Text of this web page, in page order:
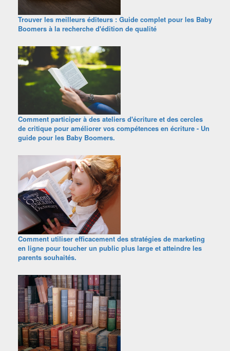
Trouver les meilleurs éditeurs : Guide complet pour les Baby
Boomers à la recherche d'édition de qualité
Comment participer à des ateliers d'écriture et des cercles
de critique pour améliorer vos compétences en écriture - Un
guide pour les Baby Boomers.
Comment utiliser efficacement des stratégies de marketing
en ligne pour toucher un public plus large et atteindre les
parents souhaités.